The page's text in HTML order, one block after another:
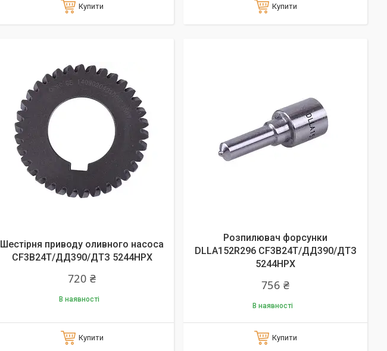
Купити Купити
Шестірня приводу оливного насоса
СF3B24T/ДД390/ДТЗ 5244HPX
720 ₴
В наявності
Купити
Розпилювач форсунки
DLLA152R296 СF3B24T/ДД390/ДТЗ
5244HPX
756 ₴
В наявності
Купити